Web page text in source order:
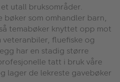
et utall bruksområder.
som omhandler barn,
temabøker knyttet opp mot
fluefiske og
har en stadig større
tatt i bruk våre
lager de lekreste gavebøker